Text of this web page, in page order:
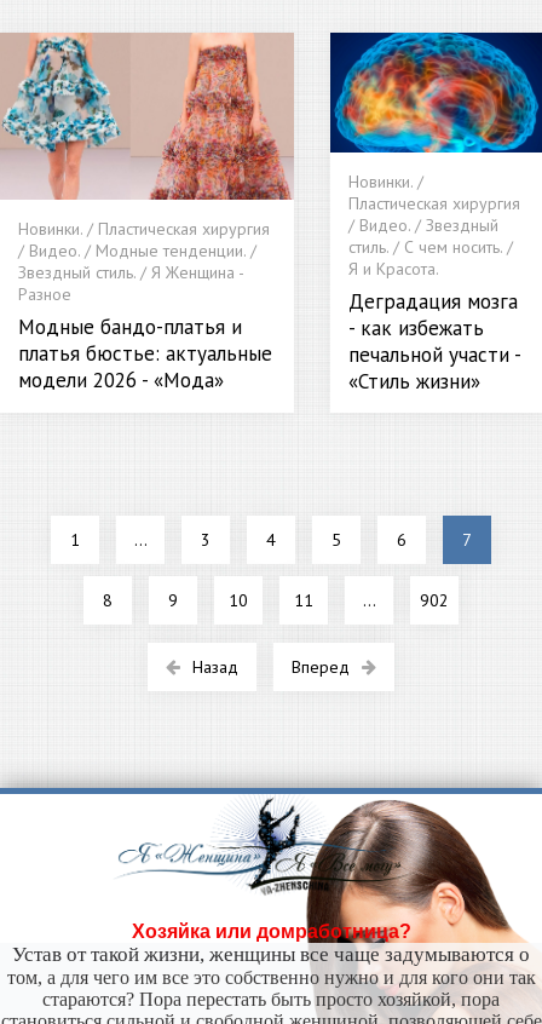
Новинки. / Пластическая хирургия
/ Видео. / Модные тенденции. /
Звездный стиль. / Я Женщина -
Разное
Модные бандо-платья и
платья бюстье: актуальные
модели 2026 - «Мода»
Новинки. /
Пластическая хирургия
/ Видео. / Звездный
стиль. / С чем носить. /
Я и Красота.
Деградация мозга
- как избежать
печальной участи -
«Стиль жизни»
Назад
1 ... 3 4 5 6 7
8 9 10 11 ... 902
Вперед
Хозяйка или домработница?
Устав от такой жизни, женщины все чаще задумываются о
том, а для чего им все это собственно нужно и для кого они так
стараются? Пора перестать быть просто хозяйкой, пора